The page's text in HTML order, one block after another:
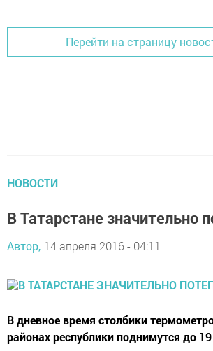
Перейти на страницу
НОВОСТИ
В Татарстане значительно
Автор, 14 апреля 2016 - 04:11
В дневное время столбики
районах республики поднимутся до